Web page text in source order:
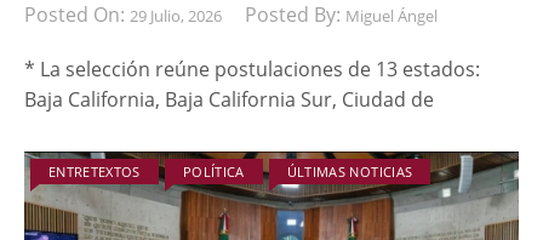
Posted On: 29 Julio, 2026 Posted By: Miguel Ángel
* La selección reúne postulaciones de 13 estados:
Baja California, Baja California Sur, Ciudad de
ENTRETEXTOS POLÍTICA ÚLTIMAS NOTICIAS